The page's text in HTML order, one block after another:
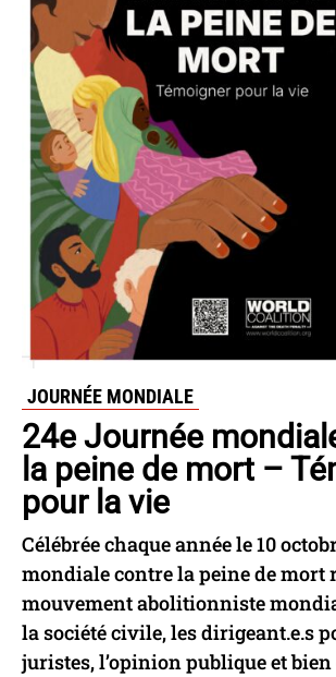
JOURNÉE MONDIALE
24e Journée
la peine de mort –
pour la vie
Célébrée chaque année le 10
mondiale contre la peine de mort
mouvement abolitionniste
la société civile, les dirigeant.e.s
juristes, l’opinion publique et bien